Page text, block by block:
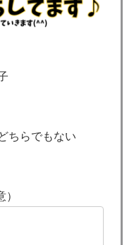
ちらでもない